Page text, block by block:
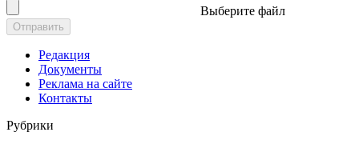
Выберите файл
Отправить
Редакция
Документы
Реклама на сайте
Контакты
Рубрики